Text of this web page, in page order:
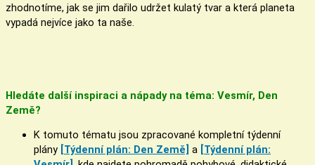
zhodnotíme, jak se jim dařilo udržet kulatý tvar a která planeta
vypadá nejvíce jako ta naše.
Hledáte další inspiraci a nápady na téma: Vesmír, Den
Země?
K tomuto tématu jsou zpracované kompletní týdenní
plány [Týdenní plán: Den Země] a [Týdenní plán: